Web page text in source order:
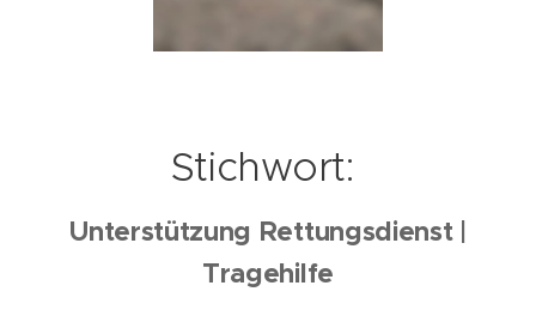
Stichwort:
Unterstützung Rettungsdienst |
Tragehilfe